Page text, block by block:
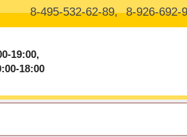
8-495-532-62-89, 8-926-692-
19:00,
18:00